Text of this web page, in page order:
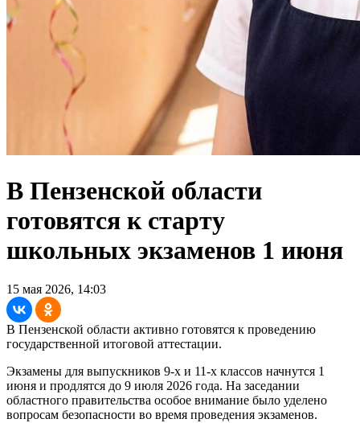
В Пензенской области
готовятся к старту
школьных экзаменов 1 июня
15 мая 2026, 14:03
В Пензенской области активно готовятся к проведению
государственной итоговой аттестации.
Экзамены для выпускников 9-х и 11-х классов начнутся 1
июня и продлятся до 9 июля 2026 года. На заседании
областного правительства особое внимание было уделено
вопросам безопасности во время проведения экзаменов.